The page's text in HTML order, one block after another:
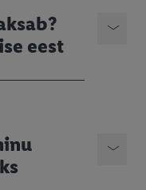
eest